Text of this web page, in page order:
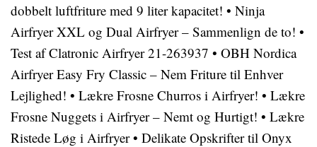
dobbelt luftfriture med 9 liter kapacitet! • Ninja
Airfryer XXL og Dual Airfryer – Sammenlign de to! •
Test af Clatronic Airfryer 21-263937 • OBH Nordica
Airfryer Easy Fry Classic – Nem Friture til Enhver
Lejlighed! • Lækre Frosne Churros i Airfryer! • Lækre
Frosne Nuggets i Airfryer – Nemt og Hurtigt! • Lækre
Ristede Løg i Airfryer• Delikate Opskrifter til Onyx